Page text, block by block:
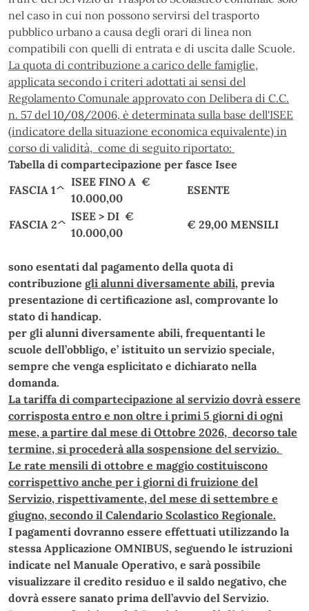
nel caso in cui non possono servirsi del trasporto
pubblico urbano a causa degli orari di linea non
compatibili con quelli di entrata e di uscita dalle Scuole.
La quota di contribuzione a carico delle famiglie,
applicata secondo i criteri adottati ai sensi del
Regolamento Comunale approvato con Delibera di C.C.
n. 57 del 10/08/2006, è determinata sulla base dell'ISEE
(indicatore della situazione economica equivalente) in
corso di validità, come di seguito riportato:
Tabella di compartecipazione per fasce Isee
FASCIA 1^
ISEE FINO A €
10.000,00
ESENTE
FASCIA 2^
ISEE > DI €
10.000,00
€ 29,00 MENSILI
sono esentati dal pagamento della quota di
contribuzione gli alunni diversamente abili, previa
presentazione di certificazione asl, comprovante lo
stato di handicap.
per gli alunni diversamente abili, frequentanti le
scuole dell’obbligo, e’ istituito un servizio speciale,
sempre che venga esplicitato e dichiarato nella
domanda.
La tariffa di compartecipazione al servizio dovrà essere
corrisposta entro e non oltre i primi 5 giorni di ogni
mese, a partire dal mese di Ottobre 2026, decorso tale
termine, si procederà alla sospensione del servizio.
Le rate mensili di ottobre e maggio costituiscono
corrispettivo anche per i giorni di fruizione del
Servizio, rispettivamente, del mese di settembre e
giugno, secondo il Calendario Scolastico Regionale.
I pagamenti dovranno essere effettuati utilizzando la
stessa Applicazione OMNIBUS, seguendo le istruzioni
indicate nel Manuale Operativo, e sarà possibile
visualizzare il credito residuo e il saldo negativo, che
dovrà essere sanato prima dell’avvio del Servizio.